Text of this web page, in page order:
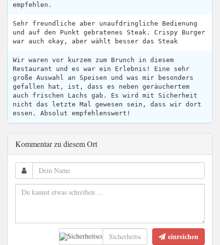
empfehlen.
Sehr freundliche aber unaufdringliche Bedienung
und auf den Punkt gebratenes Steak. Crispy Burger
war auch okay, aber wählt besser das Steak
Wir waren vor kurzem zum Brunch in diesem
Restaurant und es war ein Erlebnis! Eine sehr
große Auswahl an Speisen und was mir besonders
gefallen hat, ist, dass es neben geräuchertem
auch frischen Lachs gab. Es wird mit Sicherheit
nicht das letzte Mal gewesen sein, dass wir dort
essen. Absolut empfehlenswert!
Kommentar zu diesem Ort
einreichen